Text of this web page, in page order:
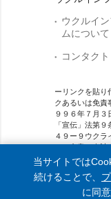
ウクルイ
ムについて
コンタクト
ーリンクを貼り
クあるいは免責
９９６年７月３
「宣伝」法第
４９ー９ウクラ
で、合意／会計
オンラインメ
© 2015-2026
当サイトでは
続けることで、
に同